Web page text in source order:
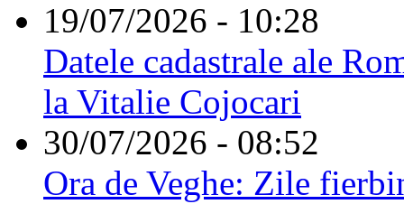
19/07/2026 - 10:28
Datele cadastrale ale
la Vitalie Cojocari
30/07/2026 - 08:52
Ora de Veghe: Zile